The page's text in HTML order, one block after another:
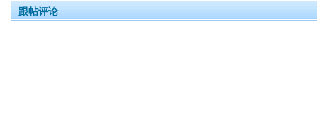
跟帖评论